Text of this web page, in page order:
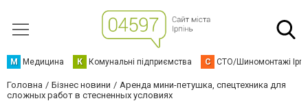
М Медицина К Комунальні підприємства С СТО/Шиномонтажі
Головна Бізнес новини
Аренда мини-петушка, спецтехника для
сложных работ в стесненных условиях